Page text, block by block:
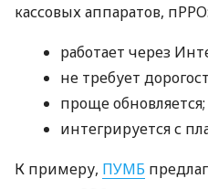
кассовых аппаратов, пРРО:
работает через
не требует
проще обновляется;
интегрируется с
К примеру, ПУМБ